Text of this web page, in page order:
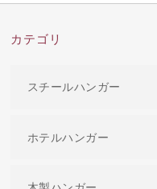
カテゴリ
スチールハンガー
ホテルハンガー